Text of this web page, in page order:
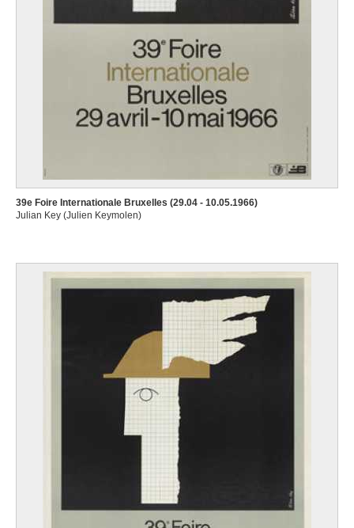
39e Foire Internationale Bruxelles (29.04 - 10.05.1966)
Julian Key (Julien Keymolen)